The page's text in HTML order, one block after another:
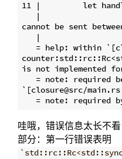
11 |         let handle
|
cannot be sent
   |
= help: within
is not implemented
= note: required
`[closure@src/
哇哦，错误信息太长不
部分：第一行错误表明